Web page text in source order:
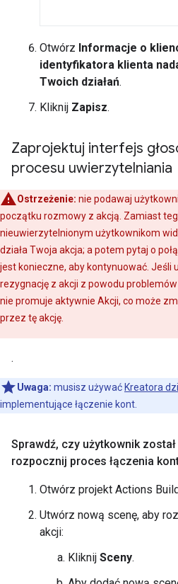
Otwórz Informacje o
identyfikatora klienta
Twoich działań.
Kliknij Zapisz.
Zaprojektuj interfejs
procesu uwierzytelniania
Ostrzeżenie: nie podawaj
początku rozmowy z akcją. Zamiast
nieuwierzytelnionym użytkownikom
działa Twoja akcja; a potem pytaj o
jest konieczne, aby kontynuować. Jeśli
rezygnację z akcji z powodu
nie promuje aktywnie Akcji, co może
przez tę akcję.
.
Uwaga: musisz używać Kreatora
implementujące łączenie kont.
Sprawdź, czy użytkownik
rozpocznij proces łączenia
Otwórz projekt Actions
Utwórz nową scenę, aby
akcji:
Kliknij Sceny.